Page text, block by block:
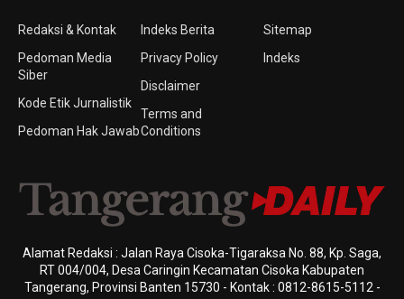
Redaksi & Kontak
Pedoman Media
Siber
Kode Etik Jurnalistik
Pedoman Hak Jawab
Indeks Berita
Privacy Policy
Disclaimer
Terms and
Conditions
Sitemap
Indeks
Alamat Redaksi : Jalan Raya Cisoka-Tigaraksa No. 88, Kp. Saga,
RT 004/004, Desa Caringin Kecamatan Cisoka Kabupaten
Tangerang, Provinsi Banten 15730 - Kontak : 0812-8615-5112 -